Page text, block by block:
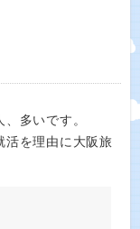
多いです。
活を理由に大阪旅